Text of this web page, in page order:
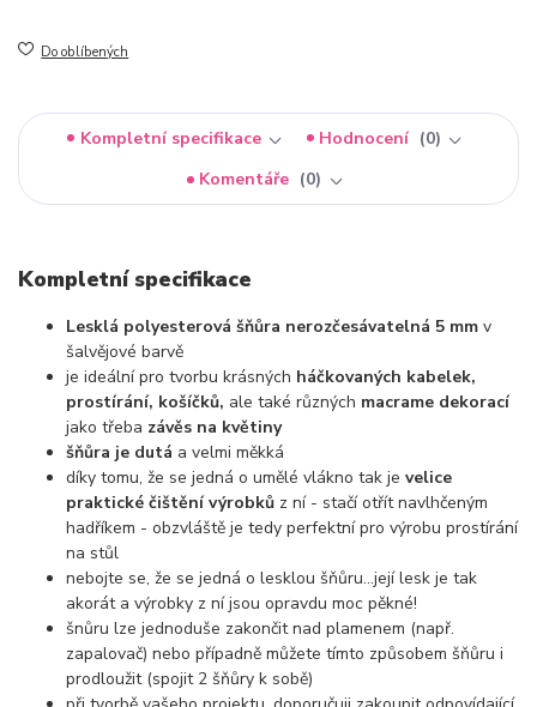
Do oblíbených
Kompletní specifikace Hodnocení
0
Komentáře
0
Kompletní specifikace
Lesklá polyesterová šňůra nerozčesávatelná 5 mm v
šalvějové barvě
je ideální pro tvorbu krásných háčkovaných kabelek,
prostírání, košíčků, ale také různých macrame dekorací
jako třeba závěs na květiny
šňůra je dutá a velmi měkká
díky tomu, že se jedná o umělé vlákno tak je velice
praktické čištění výrobků z ní - stačí otřít navlhčeným
hadříkem - obzvláště je tedy perfektní pro výrobu prostírání
na stůl
nebojte se, že se jedná o lesklou šňůru...její lesk je tak
akorát a výrobky z ní jsou opravdu moc pěkné!
šnůru lze jednoduše zakončit nad plamenem (např.
zapalovač) nebo případně můžete tímto způsobem šňůru i
prodloužit (spojit 2 šňůry k sobě)